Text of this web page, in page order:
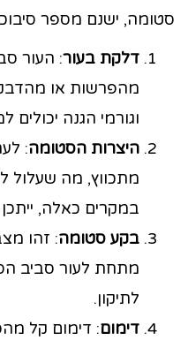
סטומה, ישנם מספר
דלקת בעור: העור
מהפרשות או מהדבק
וגורמי הגנה יכולים
היצרות הסטומה:
מתכווץ, מה שעלול
במקרים כאלה, ייתכן
בקע סטומה: זהו
מתחת לעור סביב
לתיקון.
דימום: דימום קל